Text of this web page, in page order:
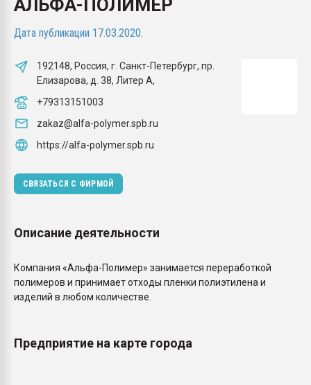
АЛЬФА-ПОЛИМЕР
Дата публикации 17.03.2020.
192148, Россия, г. Санкт-Петербург, пр.
Елизарова, д. 38, Литер А,
+79313151003
zakaz@alfa-polymer.spb.ru
https://alfa-polymer.spb.ru
СВЯЗАТЬСЯ С ФИРМОЙ
Описание деятельности
Компания «Альфа-Полимер» занимается переработкой
полимеров и принимает отходы пленки полиэтилена и
изделий в любом количестве.
Предприятие на карте города